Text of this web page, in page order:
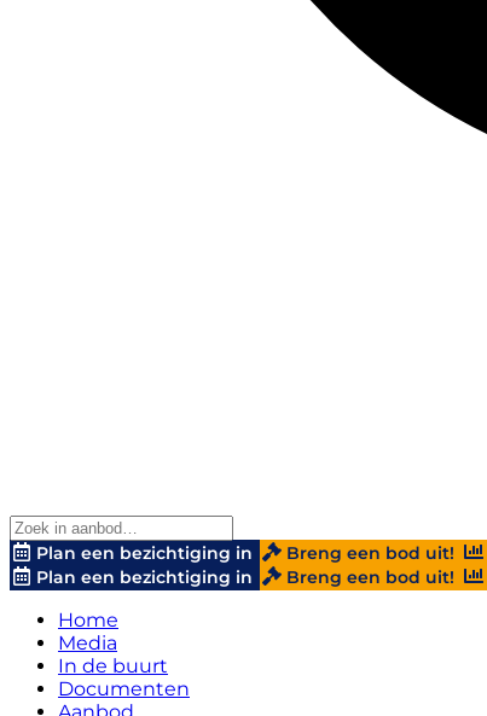
Plan een bezichtiging in Breng een bod uit!
Plan een bezichtiging in
Breng een bod uit!
Home
Media
In de buurt
Documenten